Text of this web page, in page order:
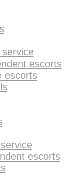
escorts
escorts
escorts